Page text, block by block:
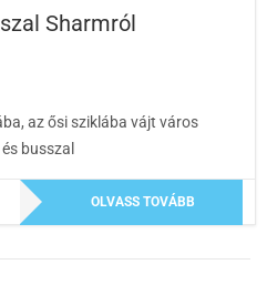
Sharmról
az ősi sziklába vájt város
busszal
OLVASS TOVÁBB